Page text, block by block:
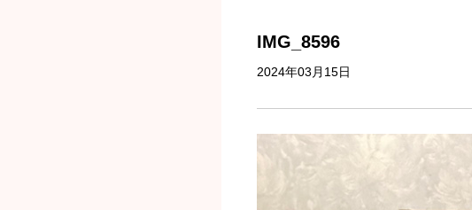
IMG_8596
2024年03月15日